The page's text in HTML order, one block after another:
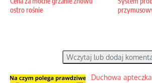
ostro rośnie
Wczytaj lub dodaj
Duchowa